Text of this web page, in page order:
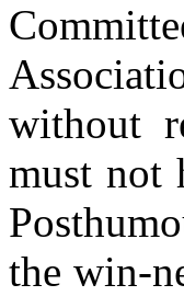
without
must not
the win-